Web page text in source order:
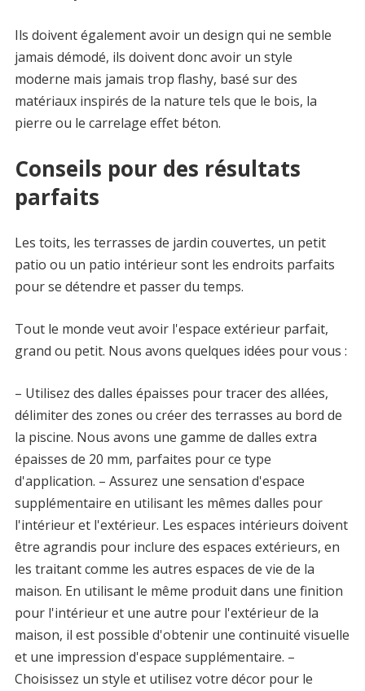
Ils doivent également avoir un design qui ne semble
jamais démodé, ils doivent donc avoir un style
moderne mais jamais trop flashy, basé sur des
matériaux inspirés de la nature tels que le bois, la
pierre ou le carrelage effet béton.
Conseils pour des résultats
parfaits
Les toits, les terrasses de jardin couvertes, un petit
patio ou un patio intérieur sont les endroits parfaits
pour se détendre et passer du temps.
Tout le monde veut avoir l'espace extérieur parfait,
grand ou petit. Nous avons quelques idées pour vous :
– Utilisez des dalles épaisses pour tracer des allées,
délimiter des zones ou créer des terrasses au bord de
la piscine. Nous avons une gamme de dalles extra
épaisses de 20 mm, parfaites pour ce type
d'application. – Assurez une sensation d'espace
supplémentaire en utilisant les mêmes dalles pour
l'intérieur et l'extérieur. Les espaces intérieurs doivent
être agrandis pour inclure des espaces extérieurs, en
les traitant comme les autres espaces de vie de la
maison. En utilisant le même produit dans une finition
pour l'intérieur et une autre pour l'extérieur de la
maison, il est possible d'obtenir une continuité visuelle
et une impression d'espace supplémentaire. –
Choisissez un style et utilisez votre décor pour le